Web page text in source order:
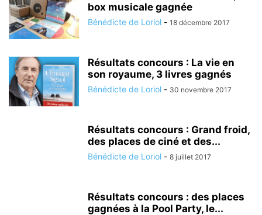
box musicale gagnée
Bénédicte de Loriol - 18 décembre 2017
Résultats concours : La vie en
son royaume, 3 livres gagnés
Bénédicte de Loriol - 30 novembre 2017
Résultats concours : Grand froid,
des places de ciné et des...
Bénédicte de Loriol - 8 juillet 2017
Résultats concours : des places
gagnées à la Pool Party, le...